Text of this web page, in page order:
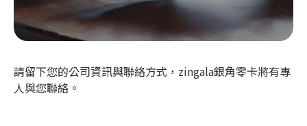
請留下您的公司資訊與聯絡方式，zingala銀角零卡將有專
人與您聯絡。